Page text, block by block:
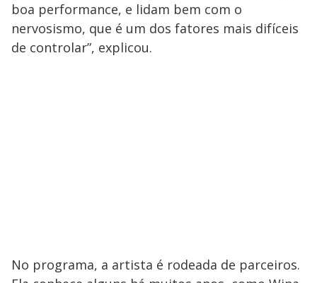
boa performance, e lidam bem com o
nervosismo, que é um dos fatores mais difíceis
de controlar”, explicou.
No programa, a artista é rodeada de parceiros.